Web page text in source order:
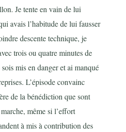
Je tente en vain de lui
avais l’habitude de lui fausser
descente technique, je
trois ou quatre minutes de
mis en danger et ai manqué
L’épisode convainc
de la bénédiction que sont
même si l’effort
à mis à contribution des